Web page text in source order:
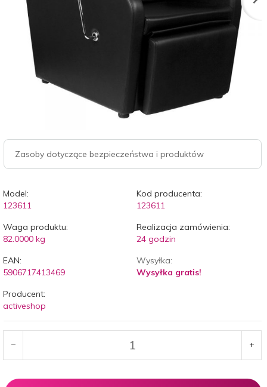
Zasoby dotyczące bezpieczeństwa i produktów
Model:
123611
Kod producenta:
123611
Waga produktu:
82.0000 kg
Realizacja zamówienia:
24 godzin
EAN:
5906717413469
Wysyłka:
Wysyłka gratis!
Producent:
activeshop